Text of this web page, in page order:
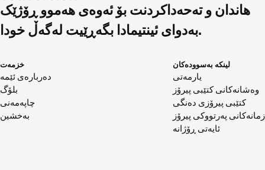
هاندان و تەحەداکردنت بۆ ئەوەی هەموو ڕۆژێک
بەدوای ئینتیمادا بگەڕێیت لەگەڵ خودا.
خزمەت
دەربارەی ئێمە
بلۆگ
چاپەمەنی
بەخشین
لینکە بەسوودەکان
یارمەتی
وەشانەکانی کتێبی پیرۆز
کتێبی پیرۆزی دەنگی
زمانەکانی پەرتووکی پیرۆز
ئایەتی ڕۆژانە